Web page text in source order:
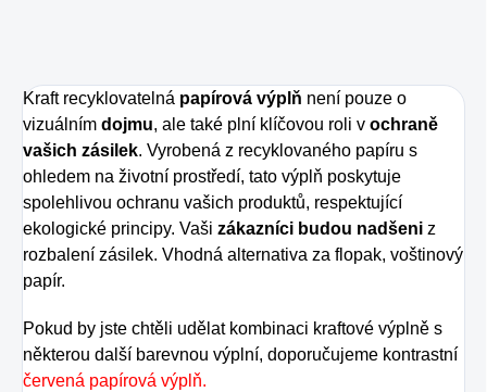
Kraft recyklovatelná papírová výplň není pouze o
vizuálním dojmu, ale také plní klíčovou roli v ochraně
vašich zásilek. Vyrobená z recyklovaného papíru s
ohledem na životní prostředí, tato výplň poskytuje
spolehlivou ochranu vašich produktů, respektující
ekologické principy. Vaši zákazníci budou nadšeni z
rozbalení zásilek. Vhodná alternativa za flopak, voštinový
papír.
Pokud by jste chtěli udělat kombinaci kraftové výplně s
některou další barevnou výplní, doporučujeme kontrastní
červená papírová výplň.